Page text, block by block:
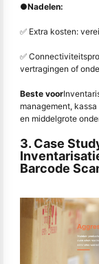
●Nadelen:
✅ Extra kosten:
✅
vertragingen of
Beste voor
management,
en middelgrote
3. Case
Barcode